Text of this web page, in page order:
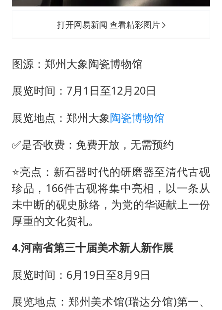
打开网易新闻 查看精彩图片
图源：郑州大象陶瓷博物馆
展览时间：7月1日至12月20日
展览地点：郑州大象陶瓷博物馆
✅是否收费：免费开放，无需预约
⭐亮点：新石器时代的研磨器至清代古砚
珍品，166件古砚将集中亮相，以一条从
未中断的砚史脉络，为党的华诞献上一份
厚重的文化贺礼。
4.河南省第三十届美术新人新作展
展览时间：6月19日至8月9日
展览地点：郑州美术馆(瑞达分馆)第一、